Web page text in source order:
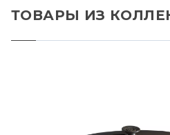
ТОВАРЫ ИЗ